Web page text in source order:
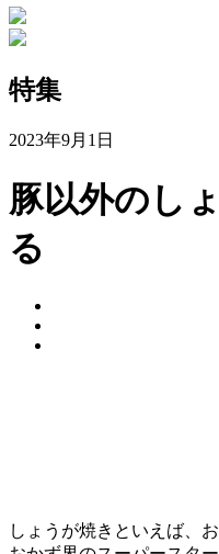
特集
2023年9月1日
豚以外のし
る
しょうが焼きといえば、